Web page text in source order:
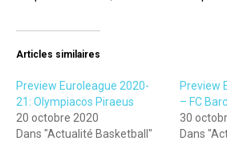
Articles similaires
Preview Euroleague 2020-
21: Olympiacos Piraeus
20 octobre 2020
Dans "Actualité Basketball"
Preview
– FC
30
Dans